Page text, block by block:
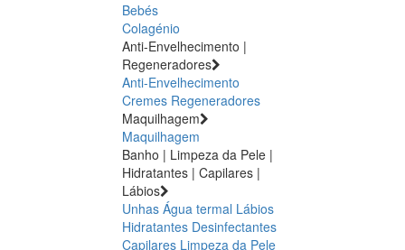
Bebés
Colagénio
Anti-Envelhecimento |
Regeneradores
Anti-Envelhecimento
Cremes Regeneradores
Maquilhagem
Maquilhagem
Banho | Limpeza da Pele |
Hidratantes | Capilares |
Lábios
Unhas Água termal Lábios
Hidratantes Desinfectantes
Capilares Limpeza da Pele